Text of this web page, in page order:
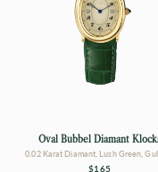
Oval Bubbel Diamant
0.02 Karat Diamant, Lush Green,
$165